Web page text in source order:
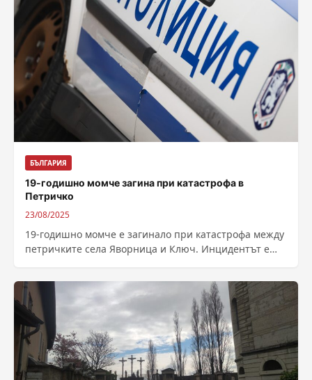
БЪЛГАРИЯ
19-годишно момче загина при катастрофа в
Петричко
23/08/2025
19-годишно момче е загинало при катастрофа между
петричките села Яворница и Ключ. Инцидентът е